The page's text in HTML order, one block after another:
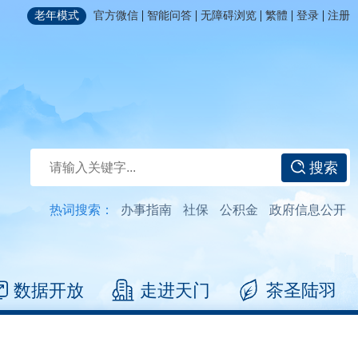
老年模式 官方微信 | 智能问答 | 无障碍浏览 | 繁體 | 登录 | 注册
搜索
热词搜索： 办事指南 社保 公积金 政府信息公开
数据开放 走进天门 茶圣陆羽